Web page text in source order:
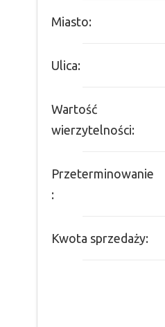
Miasto:
Ulica:
Wartość
wierzytelności:
Przeterminowanie
:
Kwota sprzedaży: